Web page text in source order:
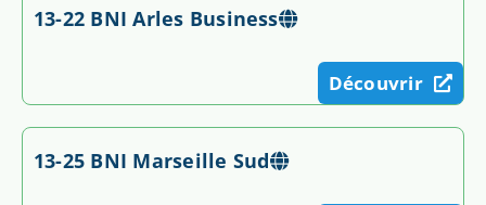
13-22 BNI Arles Business
Découvrir
13-25 BNI Marseille Sud